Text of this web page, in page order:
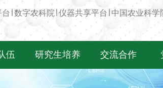
∣ 数字农科院 ∣仪器共享平台 ∣中国农业科学
伍 研究生培养 交流合作